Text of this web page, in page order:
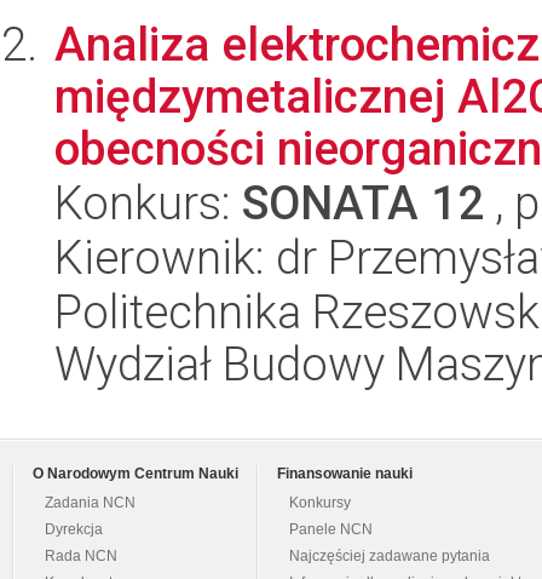
Analiza
międzymetalicznej
obecności
Konkurs: SONATA 12 ,
Kierownik: dr
Politechnika
Wydział Budowy
O Narodowym Centrum Nauki
Zadania NCN
Dyrekcja
Rada NCN
Finansowanie nauki
Konkursy
Panele NCN
Najczęściej zadawane pytania